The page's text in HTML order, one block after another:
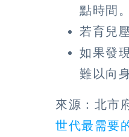
點時間。
若育兒
如果發
難以向
來源：北市
世代最需要